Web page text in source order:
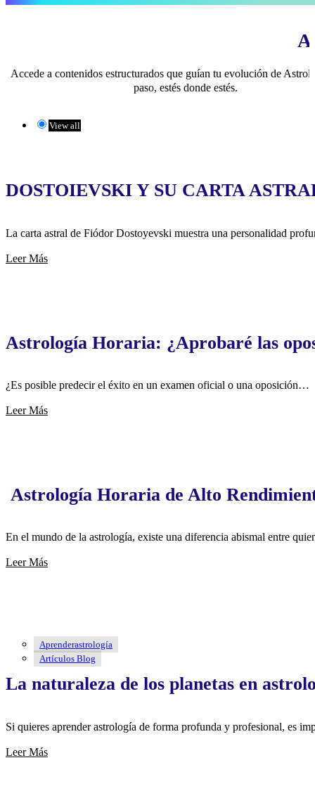
Accede a contenidos estructurados que guían tu evolución de
paso, estés donde estés.
View all
DOSTOIEVSKI Y SU CARTA
La carta astral de Fiódor Dostoyevski muestra una personalidad
Leer Más
Astrología Horaria: ¿Aprobaré las
¿Es posible predecir el éxito en un examen oficial o una oposición…
Leer Más
Astrología Horaria de Alto
En el mundo de la astrología, existe una diferencia abismal entre
Leer Más
Aprenderastrología
Artículos Blog
La naturaleza de los planetas en
Si quieres aprender astrología de forma profunda y profesional, es
Leer Más